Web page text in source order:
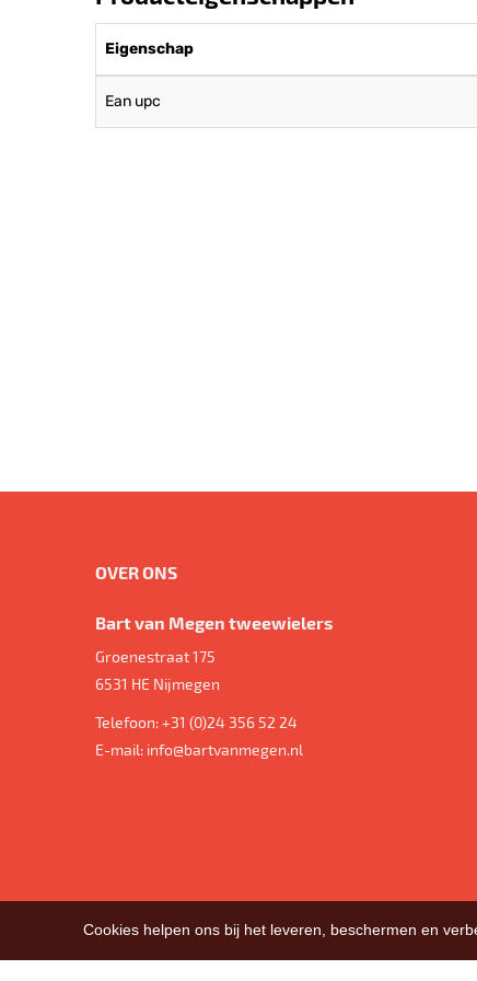
Eigenschap
Ean upc
OVER ONS
Bart van Megen tweewielers
Groenestraat 175
6531 HE Nijmegen
Telefoon:+31 (0)24 356 52 24
E-mail: info@bartvanmegen.nl
Cookies helpen ons bij het leveren, beschermen en